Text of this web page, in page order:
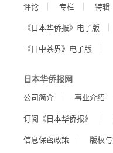
评论
专栏 特辑
《日本华侨报》电子版
《日中茶界》电子版
日本华侨报网
公司简介 事业介绍
订阅《日本华侨报》
信息保密政策
版权